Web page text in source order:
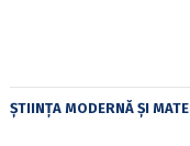
ȘTIINȚA MODERNĂ ȘI